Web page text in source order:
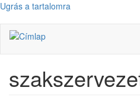
Ugrás a tartalomra